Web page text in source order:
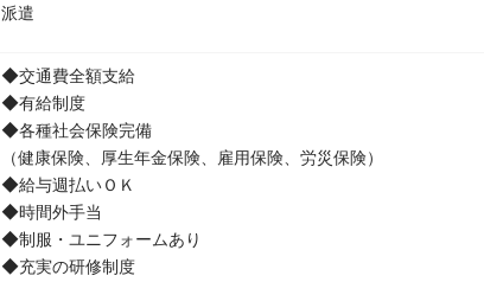
派遣
◆交通費全額支給
◆有給制度
◆各種社会保険完備
（健康保険、厚生年金保険、雇用保険、労災保険）
◆給与週払いＯＫ
◆時間外手当
◆制服・ユニフォームあり
◆充実の研修制度